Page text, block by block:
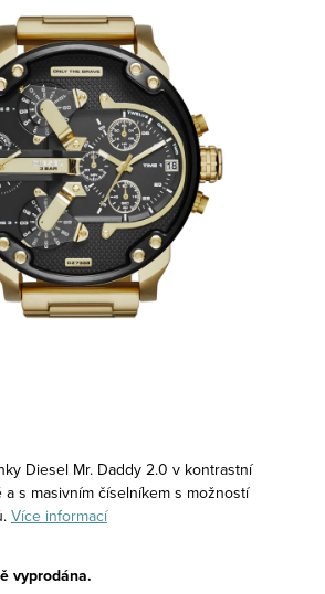
Diesel Mr. Daddy 2.0 v kontrastní
s masivním číselníkem s možností
Více informací
vyprodána.